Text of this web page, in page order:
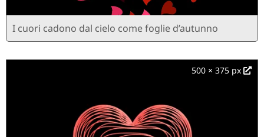
I cuori cadono dal cielo come foglie d’autunno
500 × 375 px